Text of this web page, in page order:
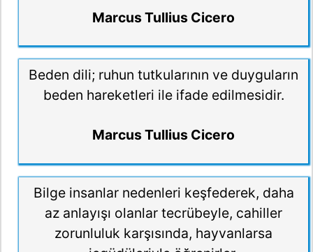
Marcus Tullius Cicero
Beden dili; ruhun tutkularının ve duyguların
beden hareketleri ile ifade edilmesidir.
Marcus Tullius Cicero
Bilge insanlar nedenleri keşfederek, daha
az anlayışı olanlar tecrübeyle, cahiller
zorunluluk karşısında, hayvanlarsa